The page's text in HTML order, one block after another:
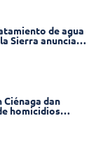
de agua
Sierra anuncia
Ciénaga dan
homicidios